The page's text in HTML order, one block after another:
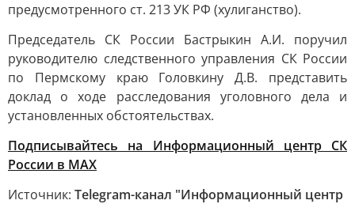
предусмотренного ст. 213 УК РФ (хулиганство).
Председатель СК России Бастрыкин А.И. поручил
руководителю следственного управления СК России
по Пермскому краю Головкину Д.В. представить
доклад о ходе расследования уголовного дела и
установленных обстоятельствах.
Подписывайтесь на Информационный центр СК
России в MAХ
Источник: Telegram-канал "Информационный центр